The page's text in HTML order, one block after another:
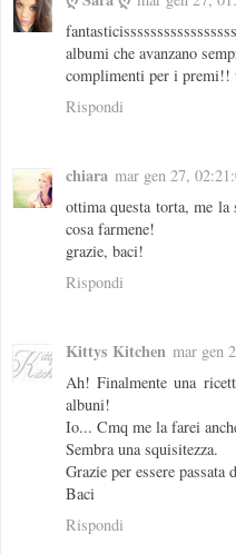
albumi che avanzano
complimenti per i premi!!
Rispondi
chiara mar gen 27,
ottima questa torta, me
cosa farmene!
grazie, baci!
Rispondi
Kittys Kitchen mar gen
Ah! Finalmente una
albuni!
Io... Cmq me la farei
Sembra una squisitezza.
Grazie per essere passata
Baci
Rispondi